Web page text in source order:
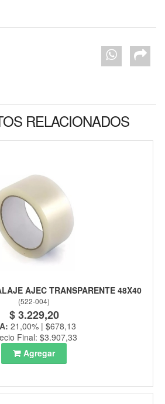
RELACIONADOS
AJEC TRANSPARENTE 48X40
(522-004)
$ 3.229,20
21,00% | $678,13
Final: $3.907,33
Agregar